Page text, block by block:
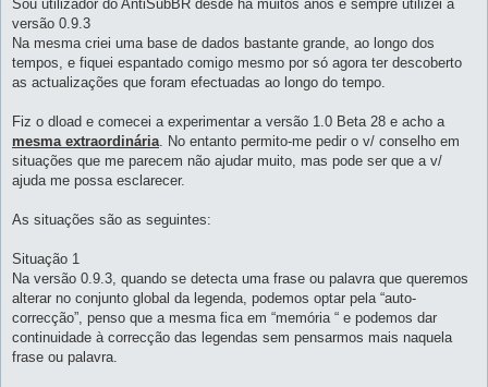
Sou utilizador do AntiSubBR desde há muitos anos e sempre utilizei a
versão 0.9.3
Na mesma criei uma base de dados bastante grande, ao longo dos
tempos, e fiquei espantado comigo mesmo por só agora ter descoberto
as actualizações que foram efectuadas ao longo do tempo.
Fiz o dload e comecei a experimentar a versão 1.0 Beta 28 e acho a
mesma extraordinária. No entanto permito-me pedir o v/ conselho em
situações que me parecem não ajudar muito, mas pode ser que a v/
ajuda me possa esclarecer.
As situações são as seguintes:
Situação 1
Na versão 0.9.3, quando se detecta uma frase ou palavra que queremos
alterar no conjunto global da legenda, podemos optar pela “auto-
correcção”, penso que a mesma fica em “memória “ e podemos dar
continuidade à correcção das legendas sem pensarmos mais naquela
frase ou palavra.